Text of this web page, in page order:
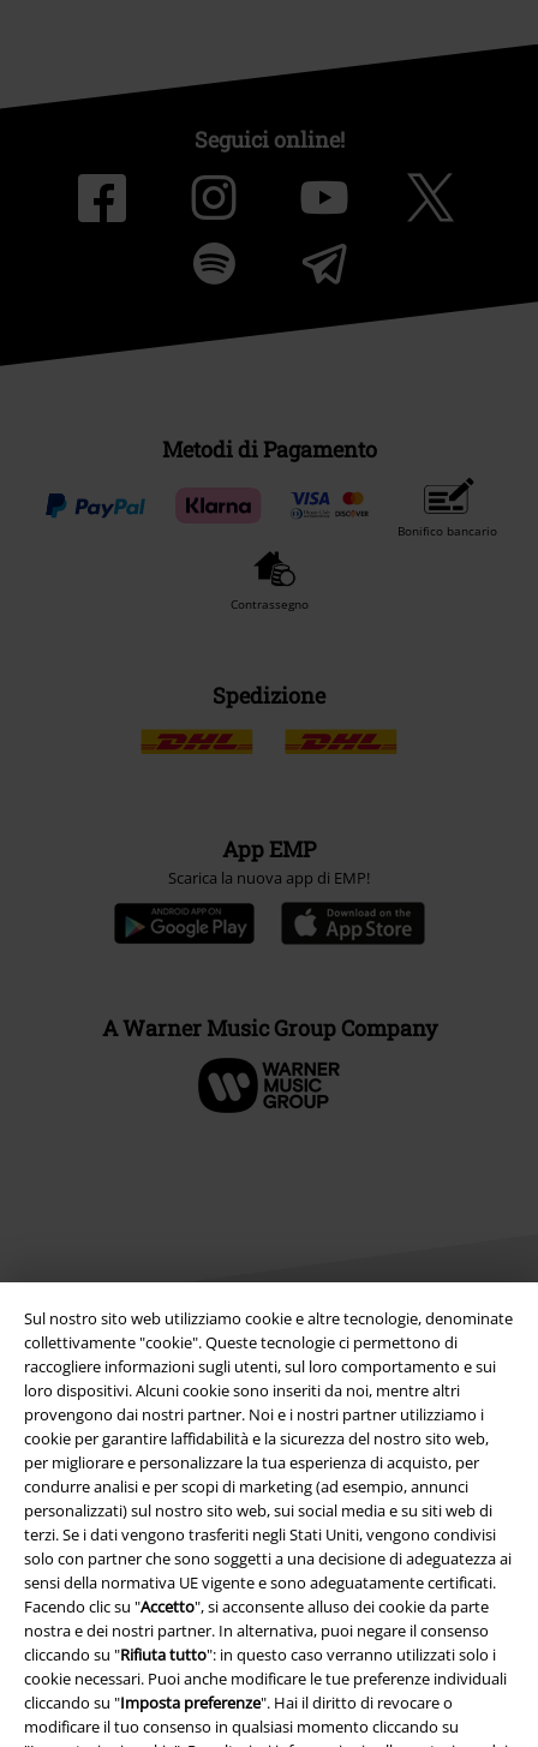
Sul nostro sito web utilizziamo cookie e altre tecnologie, denominate
collettivamente "cookie". Queste tecnologie ci permettono di
raccogliere informazioni sugli utenti, sul loro comportamento e sui
loro dispositivi. Alcuni cookie sono inseriti da noi, mentre altri
provengono dai nostri partner. Noi e i nostri partner utilizziamo i
cookie per garantire laffidabilità e la sicurezza del nostro sito web,
per migliorare e personalizzare la tua esperienza di acquisto, per
condurre analisi e per scopi di marketing (ad esempio, annunci
personalizzati) sul nostro sito web, sui social media e su siti web di
terzi. Se i dati vengono trasferiti negli Stati Uniti, vengono condivisi
solo con partner che sono soggetti a una decisione di adeguatezza ai
sensi della normativa UE vigente e sono adeguatamente certificati.
Facendo clic su "Accetto", si acconsente alluso dei cookie da parte
nostra e dei nostri partner. In alternativa, puoi negare il consenso
cliccando su "Rifiuta tutto": in questo caso verranno utilizzati solo i
cookie necessari. Puoi anche modificare le tue preferenze individuali
cliccando su "Imposta preferenze". Hai il diritto di revocare o
modificare il tuo consenso in qualsiasi momento cliccando su
Seguici online!
Metodi di Pagamento
Bonifico bancario
Contrassegno
Spedizione
App EMP
Scarica la nuova app di EMP!
A Warner Music Group Company
Info legali
Termini & Condizioni
Redazione
Legge sulla Privacy
Smaltimento rifiuti e protezione dell’ambiente
Dichiarazione di Conformità
Informazioni sull'accessibilità
Impostazioni cookie